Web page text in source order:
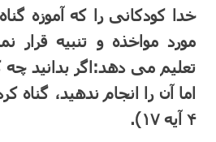
خدا کودکانی را که آموزه
مورد مواخذه و تنبیه قرار
تعلیم می دهد:اگر بدانید
اما آن را انجام ندهید، گناه
۴ آیه ۱۷).